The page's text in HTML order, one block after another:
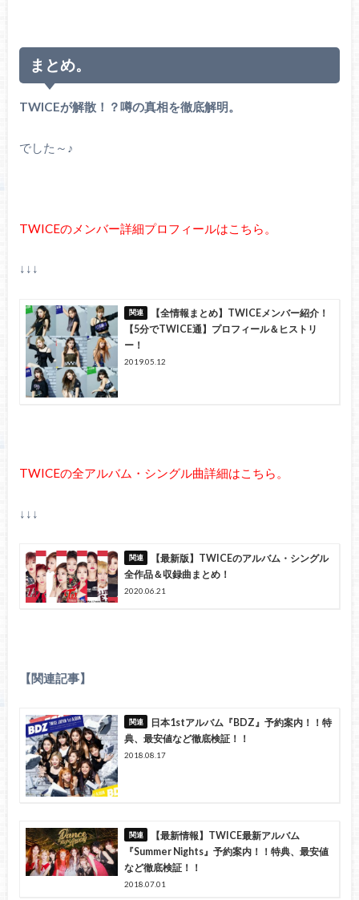
まとめ。
TWICEが解散！？噂の真相を徹底解明。
でした～♪
TWICEのメンバー詳細プロフィールはこちら。
↓↓↓
【全情報まとめ】TWICEメンバー紹介！
【5分でTWICE通】プロフィール＆ヒストリ
ー！
2019.05.12
TWICEの全アルバム・シングル曲詳細はこちら。
↓↓↓
【最新版】TWICEのアルバム・シングル
全作品＆収録曲まとめ！
2020.06.21
【関連記事】
日本1stアルバム『BDZ』予約案内！！特
典、最安値など徹底検証！！
2018.08.17
【最新情報】TWICE最新アルバム
『Summer Nights』予約案内！！特典、最安値
など徹底検証！！
2018.07.01